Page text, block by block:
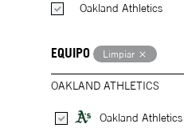
Oakland Athletics
EQUIPO Limpiar
OAKLAND ATHLETICS
Oakland Athletics